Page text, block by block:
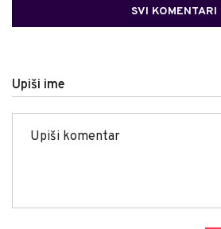
SVI KOMENTARI
Upiši ime